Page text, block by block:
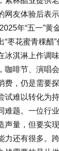
网友体验后表
年“五一”黄
枣花蜜青稞醋
冰淇淋上作调
咖啡节、演唱
，仍是需要探
难以转化为持
难题。一位行
声量，但要实
力还有很多。